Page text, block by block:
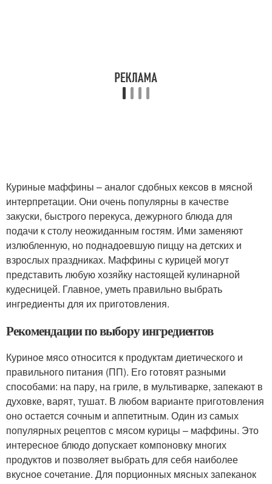
Куриные маффины – аналог сдобных кексов в мясной
интерпретации. Они очень популярны в качестве
закуски, быстрого перекуса, дежурного блюда для
подачи к столу неожиданным гостям. Ими заменяют
излюбленную, но поднадоевшую пиццу на детских и
взрослых праздниках. Маффины с курицей могут
представить любую хозяйку настоящей кулинарной
кудесницей. Главное, уметь правильно выбрать
ингредиенты для их приготовления.
Рекомендации по выбору ингредиентов
Куриное мясо относится к продуктам диетического и
правильного питания (ПП). Его готовят разными
способами: на пару, на гриле, в мультиварке, запекают в
духовке, варят, тушат. В любом варианте приготовления
оно остается сочным и аппетитным. Один из самых
популярных рецептов с мясом курицы – маффины. Это
интересное блюдо допускает компоновку многих
продуктов и позволяет выбрать для себя наиболее
вкусное сочетание. Для порционных мясных запеканок